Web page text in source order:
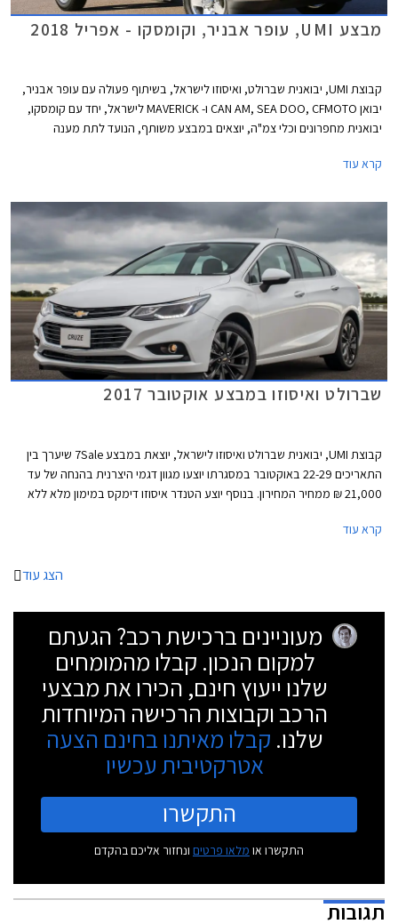
מבצע UMI, עופר אבניר, וקומסקו - אפריל 2018
קבוצת UMI, יבואנית שברולט, ואיסוזו לישראל, בשיתוף פעולה עם עופר אבניר,
יבואן CAN AM, SEA DOO, CFMOTO ו- MAVERICK לישראל, יחד עם קומסקו,
יבואנית מחפרונים וכלי צמ"ה, יוצאים במבצע משותף, הנועד לתת מענה
קרא עוד
שברולט ואיסוזו במבצע אוקטובר 2017
קבוצת UMI, יבואנית שברולט ואיסוזו לישראל, יוצאת במבצע 7Sale שיערך בין
התאריכים 22-29 באוקטובר במסגרתו יוצעו מגוון דגמי היצרנית בהנחה של עד
21,000 ₪ ממחיר המחירון. בנוסף יוצע הטנדר איסוזו דימקס במימון מלא ללא
קרא עוד
הצג עוד
מעוניינים ברכישת רכב? הגעתם
למקום הנכון. קבלו מהמומחים
שלנו ייעוץ חינם, הכירו את מבצעי
הרכב וקבוצות הרכישה המיוחדות
שלנו. קבלו מאיתנו בחינם הצעה
אטרקטיבית עכשיו
התקשרו
התקשרו או מלאו פרטים ונחזור אליכם בהקדם
תגובות